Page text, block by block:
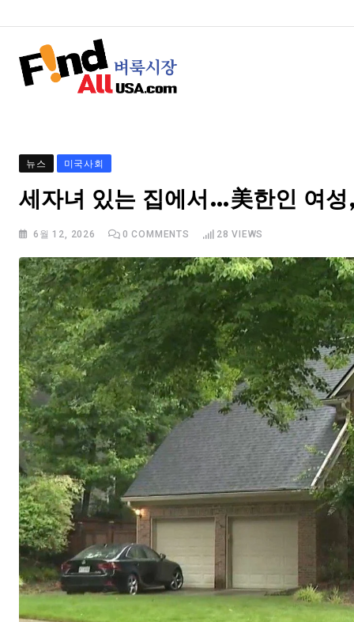
뉴스 미국사회
세자녀 있는 집에서…美한인 여
6월 12, 2026 0 COMMENTS 28 VIEWS